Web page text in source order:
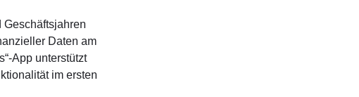
Geschäftsjahren
Daten am
App unterstützt
im ersten